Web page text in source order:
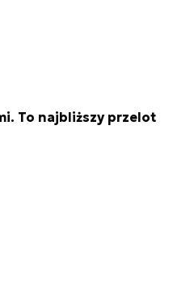
To najbliższy przelot